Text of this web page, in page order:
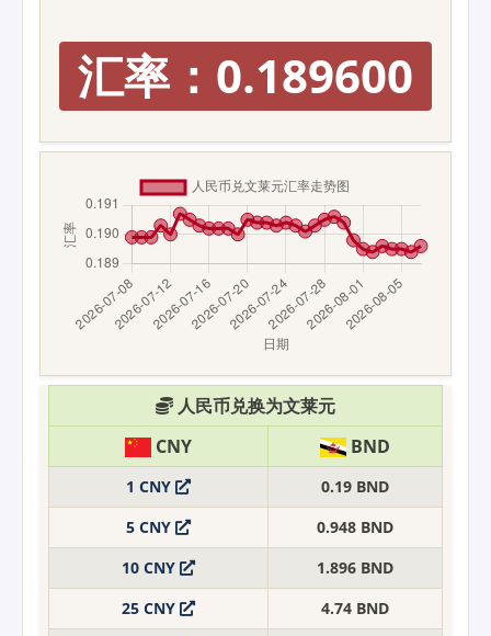
汇率：0.189600
人民币兑换为文莱元
CNY
BND
1 CNY
0.19 BND
5 CNY
0.948 BND
10 CNY
1.896 BND
25 CNY
4.74 BND